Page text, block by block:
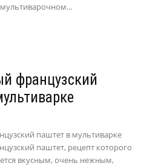
французский
паштет в мультиварке
паштет, рецепт которого
вкусным, очень нежным,